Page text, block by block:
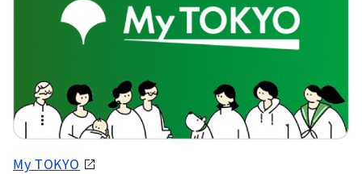
My TOKYO